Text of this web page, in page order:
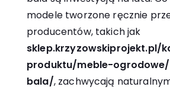
modele tworzone ręcznie
producentów, takich jak
sklep.krzyzowskiprojekt.pl/
produktu/meble-
bala/, zachwycają